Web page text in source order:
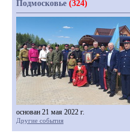
Подмосковье (324)
основан 21 мая 2022 г.
Другие события